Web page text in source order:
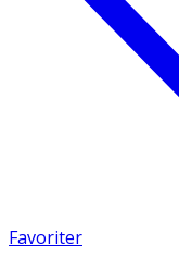
Favoriter